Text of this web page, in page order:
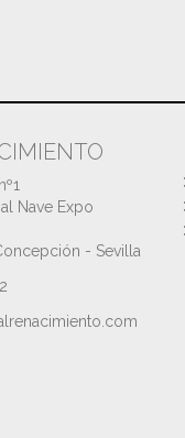
Nave Expo
- Sevilla